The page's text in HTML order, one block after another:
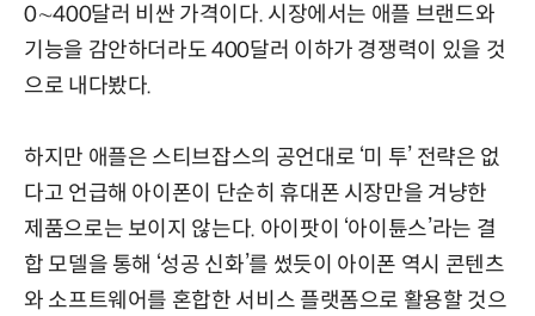
0∼400달러 비싼 가격이다. 시장에서는 애플 브랜드와
기능을 감안하더라도 400달러 이하가 경쟁력이 있을 것
으로 내다봤다.
하지만 애플은 스티브잡스의 공언대로 ‘미 투’ 전략은 없
다고 언급해 아이폰이 단순히 휴대폰 시장만을 겨냥한
제품으로는 보이지 않는다. 아이팟이 ‘아이튠스’라는 결
합 모델을 통해 ‘성공 신화’를 썼듯이 아이폰 역시 콘텐츠
와 소프트웨어를 혼합한 서비스 플랫폼으로 활용할 것으